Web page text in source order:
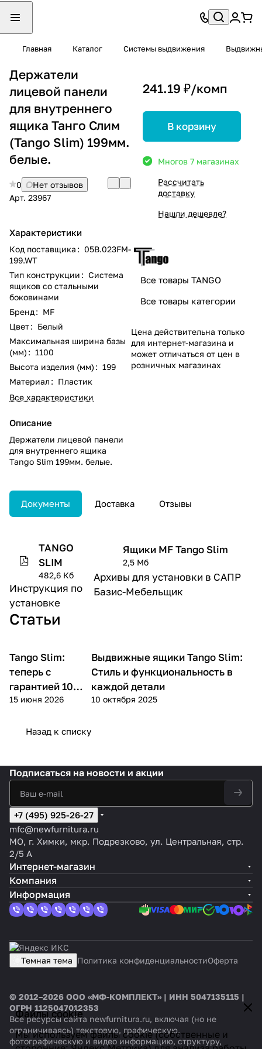
Главная Каталог Системы выдвижения
Держатели
лицевой панели
для внутреннего
ящика Танго Слим
(Tango Slim) 199мм.
белые.
0
Нет отзывов
Арт. 23967
Характеристики
Код поставщика : 05B.023FM-
199.WT
Тип конструкции : Система
ящиков со стальными
боковинами
Бренд: MF
Цвет: Белый
Максимальная ширина базы
(мм) : 1100
Высота изделия (мм) : 199
Материал : Пластик
Все характеристики
Описание
Держатели лицевой панели
для внутреннего ящика
Tango Slim 199мм. белые.
241.19 ₽/комп
В корзину
Многов 7 магазинах
Рассчитать
доставку
Нашли дешевле?
Все товары TANGO
Все товары категории
Цена действительна только
для интернет-магазина и
может отличаться от цен в
розничных магазинах
Документы Доставка Отзывы
TANGO
SLIM
482,6 Кб
Инструкция по
установке
Ящики MF Tango Slim
2,5 Мб
Архивы для установки в САПР
Базис-Мебельщик
Статьи
Tango Slim:
теперь с
гарантией 10
лет!
15 июня 2026
Выдвижные ящики Tango Slim:
Стиль и функциональность в
каждой детали
10 октября 2025
Назад к списку
Файлы cookie
Мы используем файлы cookie (собственные и
Подписаться на новости и акции
+7 (495) 925-26-27
mfc@newfurnitura.ru
МО, г. Химки, мкр. Подрезково, ул. Центральная, стр.
2/5 А
Интернет-магазин
Компания
Информация
Темная тема Политика конфиденциальностиОферта
© 2012–2026 ООО «МФ-КОМПЛЕКТ» | ИНН 5047135115 |
ОГРН 1125047012353
Все ресурсы сайта newfurnitura.ru, включая (но не
ограничиваясь) текстовую, графическую,
фотографическую и видео информацию, структуру,